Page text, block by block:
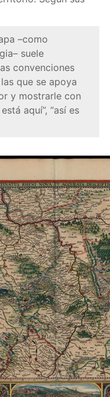
–como
suele
convenciones
que se apoya
y mostrarle con
aquí”, “así es